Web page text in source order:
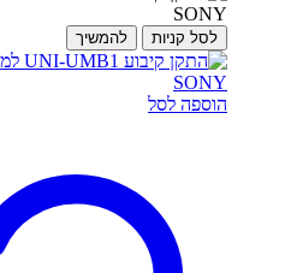
לסל קניות להמשיך
הוספה לסל